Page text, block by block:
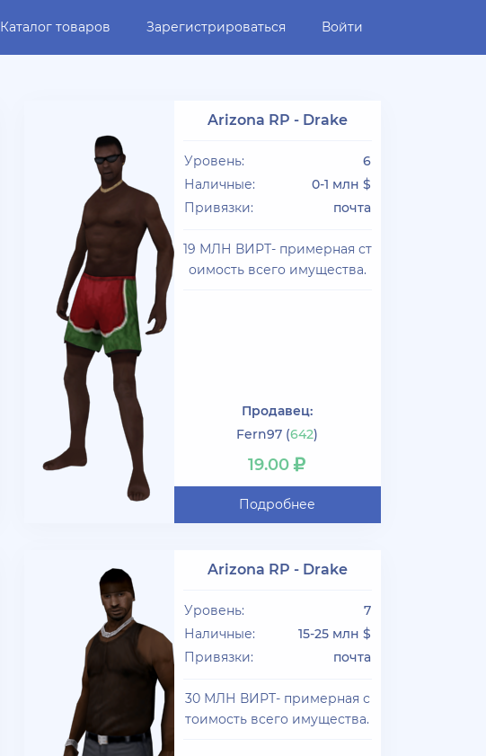
Каталог товаров Зарегистрироваться Войти
Arizona RP - Drake
Уровень:
6
Наличные:
0-1 млн $
Привязки:
почта
19 МЛН ВИРТ- примерная ст
оимость всего имущества.
Продавец:
Fern97 (642)
19.00
Подробнее
Arizona RP - Drake
Уровень:
7
Наличные:
15-25 млн $
Привязки:
почта
30 МЛН ВИРТ- примерная с
тоимость всего имущества.